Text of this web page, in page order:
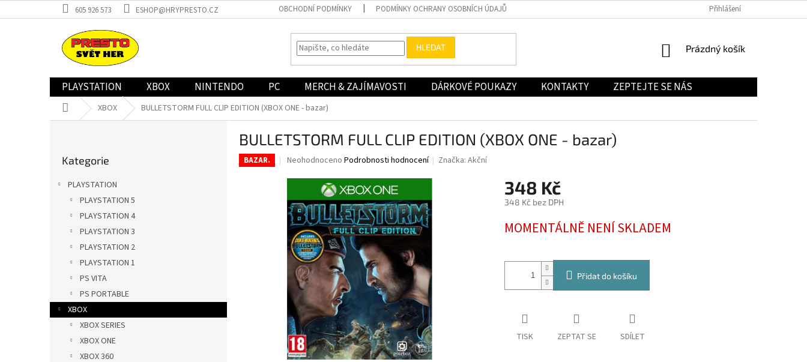
na
605 926 573 ESHOP@HRYPRESTO.CZ OBCHODNÍ PODMÍNKY PODMÍNKY OCHRANY OSOBNÍCH ÚDAJŮ Přihlášení
HLEDAT
NÁKUPNÍ
Prázdný košík
PLAYSTATION XBOX NINTENDO PC MERCH & ZAJÍMAVOSTI DÁRKOVÉ POUKAZY KONTAKTY ZEPTEJTE SE NÁS
Domů XBOX BULLETSTORM FULL CLIP EDITION (XBOX ONE - bazar)
l
kategorie
Kategorie
PLAYSTATION
PLAYSTATION 5
PLAYSTATION 4
PLAYSTATION 3
PLAYSTATION 2
PLAYSTATION 1
PS VITA
PS PORTABLE
XBOX
XBOX SERIES
XBOX ONE
XBOX 360
BULLETSTORM FULL CLIP EDITION (XBOX ONE - bazar)
BAZAR.
Průměrné
produktu
0,0
z
5
hvězdiček.
Neohodnoceno Podrobnosti hodnocení Značka:Akční
348 Kč
348 Kč bez DPH
cena:
MOMENTÁLNĚ NENÍ SKLADEM
Přidat do košíku
TISK ZEPTAT SE SDÍLET